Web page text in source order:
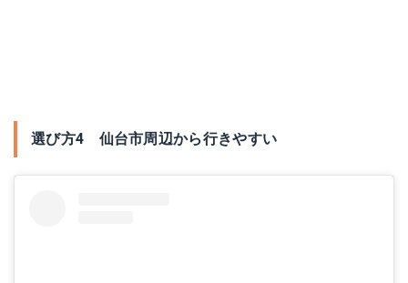
選び方4 仙台市周辺から行きやすい